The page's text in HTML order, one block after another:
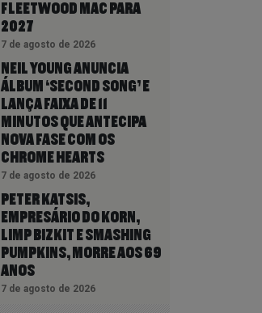
FLEETWOOD MAC PARA
2027
7 de agosto de 2026
NEIL YOUNG ANUNCIA
ÁLBUM ‘SECOND SONG’ E
LANÇA FAIXA DE 11
MINUTOS QUE ANTECIPA
NOVA FASE COM OS
CHROME HEARTS
7 de agosto de 2026
PETER KATSIS,
EMPRESÁRIO DO KORN,
LIMP BIZKIT E SMASHING
PUMPKINS, MORRE AOS 69
ANOS
7 de agosto de 2026